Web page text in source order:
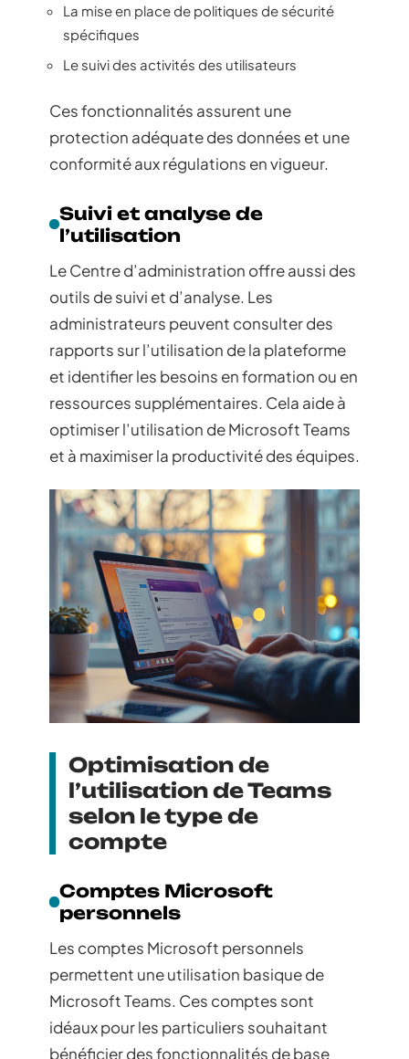
La mise en place de politiques de sécurité
spécifiques
Le suivi des activités des utilisateurs
Ces fonctionnalités assurent une
protection adéquate des données et une
conformité aux régulations en vigueur.
Suivi et analyse de
l’utilisation
Le Centre d’administration offre aussi des
outils de suivi et d’analyse. Les
administrateurs peuvent consulter des
rapports sur l’utilisation de la plateforme
et identifier les besoins en formation ou en
ressources supplémentaires. Cela aide à
optimiser l’utilisation de Microsoft Teams
et à maximiser la productivité des équipes.
Optimisation de
l’utilisation de Teams
selon le type de
compte
Comptes Microsoft
personnels
Les comptes Microsoft personnels
permettent une utilisation basique de
Microsoft Teams. Ces comptes sont
idéaux pour les particuliers souhaitant
bénéficier des fonctionnalités de base